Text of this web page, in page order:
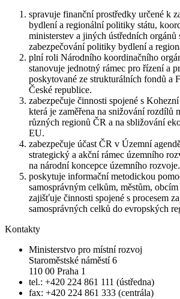
spravuje finanční prostředky určené k
bydlení a regionální politiky státu,
ministerstev a jiných ústředních orgánů
zabezpečování politiky bydlení a
plní roli Národního koordinačního
stanovuje jednotný rámec pro řízení a
poskytované ze strukturálních fondů a
České republice.
zabezpečuje činnosti spojené s
která je zaměřena na snižování rozdílů
různých regionů ČR a na sbližování
EU.
zabezpečuje účast ČR v Územní
strategický a akční rámec územního
na národní koncepce územního rozvoje.
poskytuje informační metodickou
samosprávným celkům, městům,
zajišťuje činnosti spojené s procesem
samosprávných celků do evropských
Kontakty
Ministerstvo pro místní rozvoj
Staroměstské náměstí 6
110 00 Praha 1
tel.: +420 224 861 111 (ústředna)
fax: +420 224 861 333 (centrála)